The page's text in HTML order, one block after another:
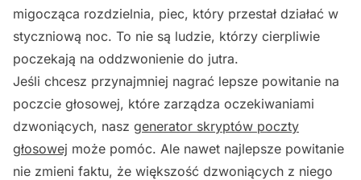
migocząca rozdzielnia, piec, który przestał działać w
styczniową noc. To nie są ludzie, którzy cierpliwie
poczekają na oddzwonienie do jutra.
Jeśli chcesz przynajmniej nagrać lepsze powitanie na
poczcie głosowej, które zarządza oczekiwaniami
dzwoniących, nasz generator skryptów poczty
głosowej może pomóc. Ale nawet najlepsze powitanie
nie zmieni faktu, że większość dzwoniących z niego